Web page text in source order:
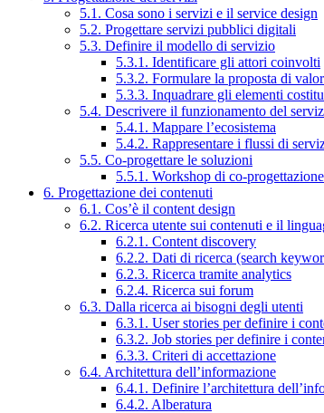
5.1. Cosa sono i servizi e il service design
5.2. Progettare servizi pubblici digitali
5.3. Definire il modello di servizio
5.3.1. Identificare gli attori coinvolti
5.3.2. Formulare la proposta di
5.3.3. Inquadrare gli elementi
5.4. Descrivere il funzionamento del
5.4.1. Mappare l’ecosistema
5.4.2. Rappresentare i flussi di
5.5. Co-progettare le soluzioni
5.5.1. Workshop di co-progettazione
6. Progettazione dei contenuti
6.1. Cos’è il content design
6.2. Ricerca utente sui contenuti e il
6.2.1. Content discovery
6.2.2. Dati di ricerca (search
6.2.3. Ricerca tramite analytics
6.2.4. Ricerca sui forum
6.3. Dalla ricerca ai bisogni degli utenti
6.3.1. User stories per definire i
6.3.2. Job stories per definire i
6.3.3. Criteri di accettazione
6.4. Architettura dell’informazione
6.4.1. Definire l’architettura
6.4.2. Alberatura